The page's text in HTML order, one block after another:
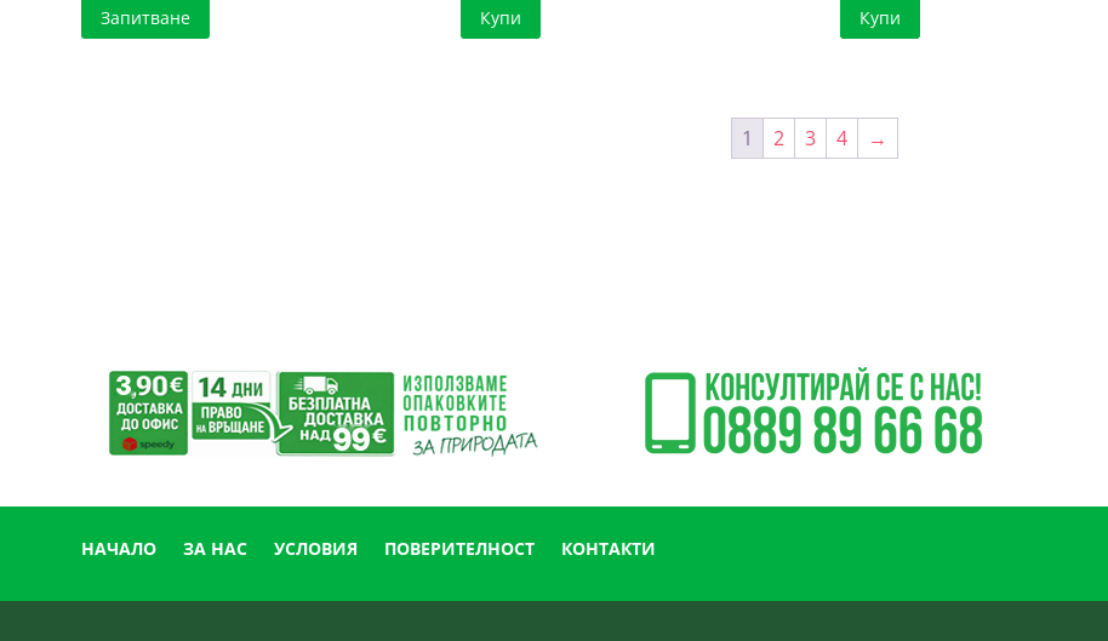
Запитване Купи Купи
1 2 3 4 →
НАЧАЛО ЗА НАС УСЛОВИЯ ПОВЕРИТЕЛНОСТ КОНТАКТИ